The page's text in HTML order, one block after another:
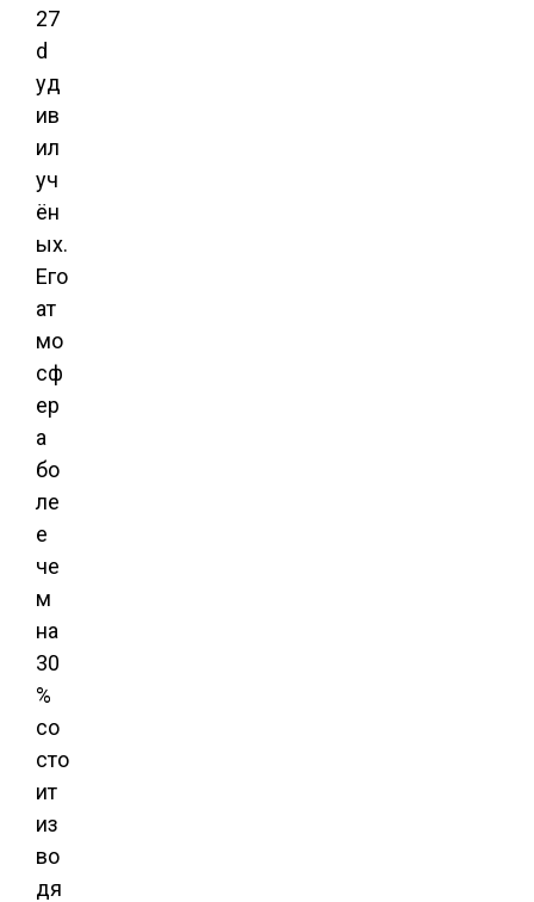
27
d
уд
ив
ил
уч
ён
ых.
Его
ат
мо
сф
ер
а
бо
ле
е
че
м
на
30
%
со
сто
ит
из
во
дя